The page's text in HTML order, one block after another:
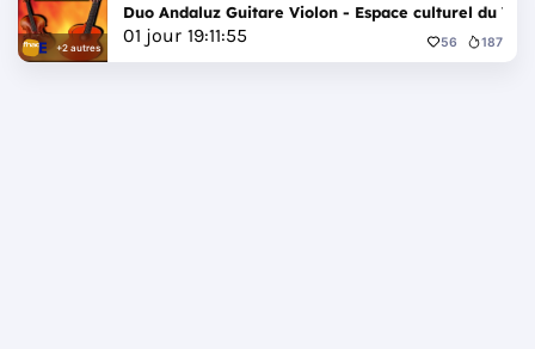
+2 autres
Duo Andaluz Guitare Violon - Espace culturel du
01 jour 19:11:52 56 187